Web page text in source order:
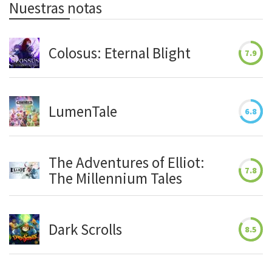
Nuestras notas
Colosus: Eternal Blight 7.9
LumenTale 6.8
The Adventures of Elliot:
The Millennium Tales
7.8
Dark Scrolls 8.5